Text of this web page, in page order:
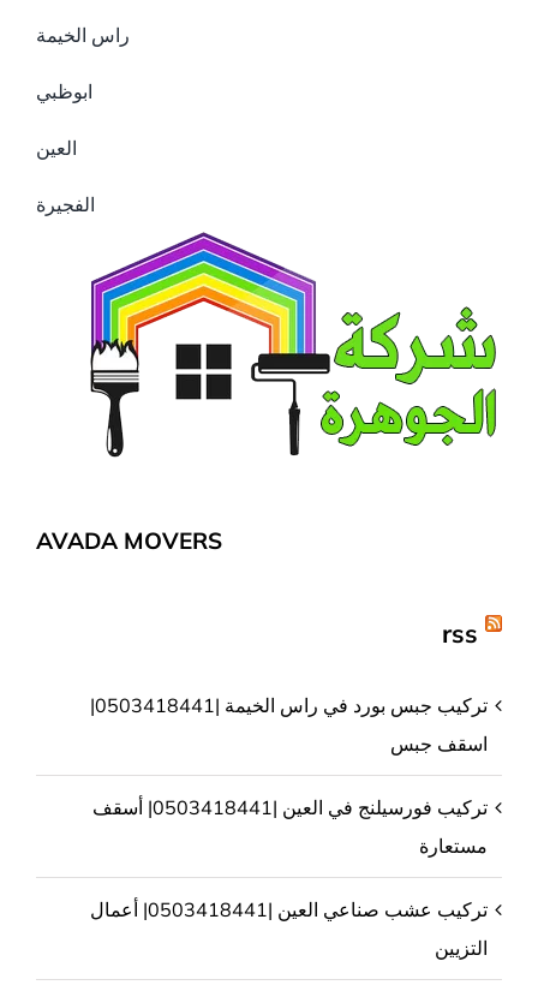
راس الخيمة
ابوظبي
العين
الفجيرة
AVADA MOVERS
rss
تركيب جبس بورد في راس الخيمة |0503418441|
اسقف جبس
تركيب فورسيلنج في العين |0503418441| أسقف
مستعارة
تركيب عشب صناعي العين |0503418441| أعمال
التزيين